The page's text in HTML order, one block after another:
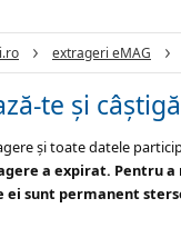
extrageri eMAG
te și
și toate datele
a expirat. Pentru
sunt permanent